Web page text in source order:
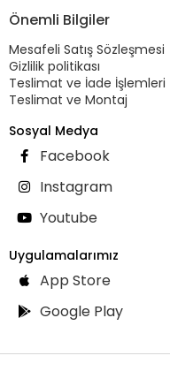
Önemli Bilgiler
Mesafeli Satış Sözleşmesi
Gizlilik politikası
Teslimat ve İade İşlemleri
Teslimat ve Montaj
Sosyal Medya
Facebook
Instagram
Youtube
Uygulamalarımız
App Store
Google Play